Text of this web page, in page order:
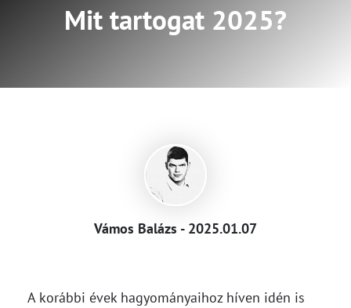
Mit tartogat 2025?
Vámos Balázs - 2025.01.07
A korábbi évek hagyományaihoz híven idén is